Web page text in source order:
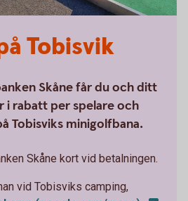
Tobisvik
Skåne får du och ditt
i rabatt per spelare och
Tobisviks minigolfbana.
Skåne kort vid betalningen.
vid Tobisviks camping,